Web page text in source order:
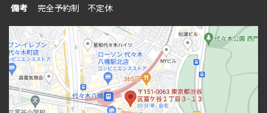
備考
完全予約制 不定休